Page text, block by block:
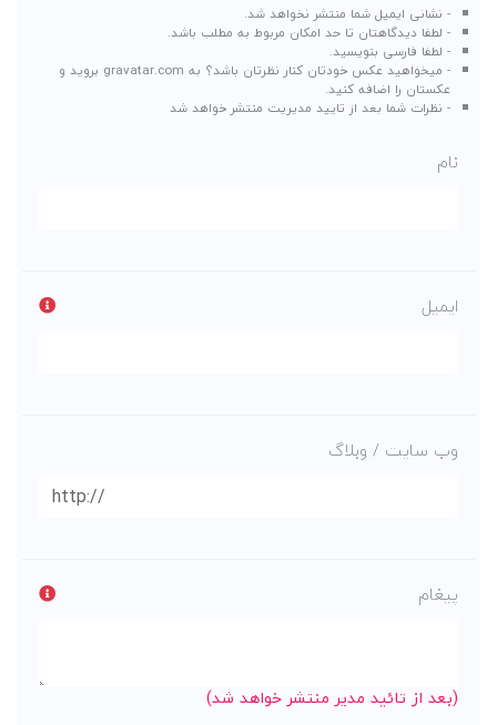
- نشانی ایمیل شما منتشر نخواهد شد.
- لطفا دیدگاهتان تا حد امکان مربوط به مطلب باشد.
- لطفا فارسی بنویسید.
- میخواهید عکس خودتان کنار نظرتان باشد؟ به gravatar.com بروید و
عکستان را اضافه کنید.
- نظرات شما بعد از تایید مدیریت منتشر خواهد شد
نام
ایمیل
وب سایت / وبلاگ
پیغام
(بعد از تائید مدیر منتشر خواهد شد)